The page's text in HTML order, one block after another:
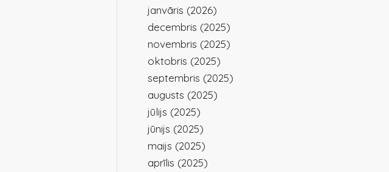
janvāris (2026)
decembris (2025)
novembris (2025)
oktobris (2025)
septembris (2025)
augusts (2025)
jūlijs (2025)
jūnijs (2025)
maijs (2025)
aprīlis (2025)